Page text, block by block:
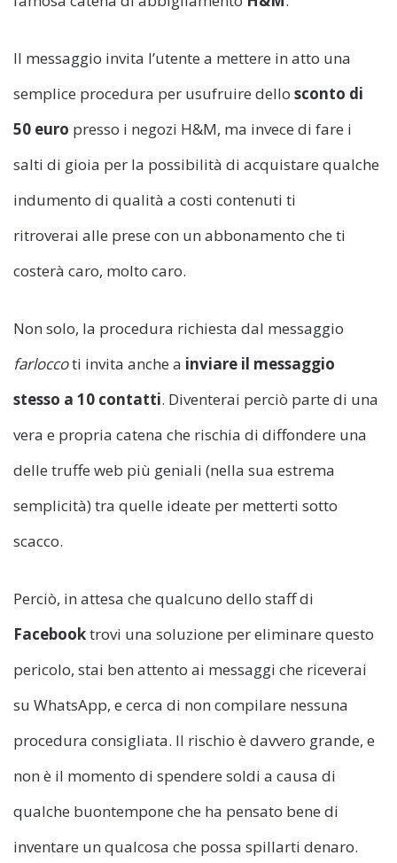
Il messaggio invita l’utente a mettere in atto una
semplice procedura per usufruire dello sconto di
50 euro presso i negozi H&M, ma invece di fare i
salti di gioia per la possibilità di acquistare qualche
indumento di qualità a costi contenuti ti
ritroverai alle prese con un abbonamento che ti
costerà caro, molto caro.
Non solo, la procedura richiesta dal messaggio
farloccoti invita anche a inviare il messaggio
stesso a 10 contatti. Diventerai perciò parte di una
vera e propria catena che rischia di diffondere una
delle truffe web più geniali (nella sua estrema
semplicità) tra quelle ideate per metterti sotto
scacco.
Perciò, in attesa che qualcuno dello staff di
Facebooktrovi una soluzione per eliminare questo
pericolo, stai ben attento ai messaggi che riceverai
su WhatsApp, e cerca di non compilare nessuna
procedura consigliata. Il rischio è davvero grande, e
non è il momento di spendere soldi a causa di
qualche buontempone che ha pensato bene di
inventare un qualcosa che possa spillarti denaro.